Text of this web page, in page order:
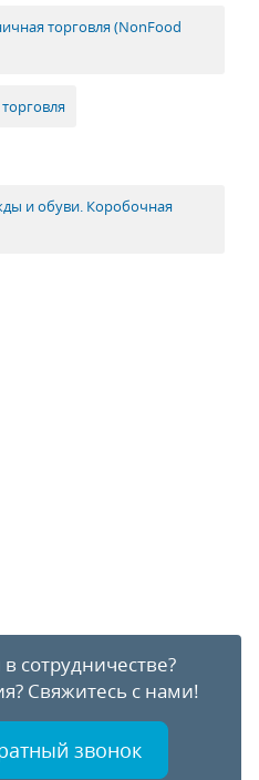
торговля (NonFood
и обуви. Коробочная
сотрудничестве?
Свяжитесь с нами!
звонок